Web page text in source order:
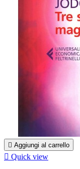
 Aggiungi al carrello
 Quick view